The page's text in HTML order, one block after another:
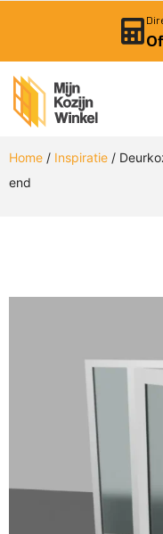
Home / Inspiratie /
end